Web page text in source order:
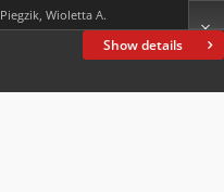
Show details
Piegzik, Wioletta A.